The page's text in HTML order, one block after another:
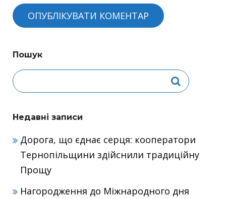
Пошук
Недавні записи
Дорога, що єднає серця: кооператори
Тернопільщини здійснили традиційну
Прощу
Нагородження до Міжнародного дня